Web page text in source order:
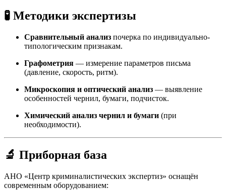
🧪 Методики экспертизы
Сравнительный анализ почерка по индивидуально-
типологическим признакам.
Графометрия — измерение параметров письма
(давление, скорость, ритм).
Микроскопия и оптический анализ — выявление
особенностей чернил, бумаги, подчисток.
Химический анализ чернил и бумаги (при
необходимости).
🔬 Приборная база
АНО «Центр криминалистических экспертиз» оснащён
современным оборудованием: